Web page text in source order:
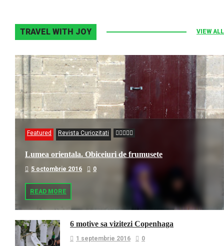
TRAVEL WITH JOY VIEW ALL
Featured Revista Curiozitati
Lumea orientala. Obiceiuri de frumusete
5 octombrie 2016 0
READ MORE
6 motive sa vizitezi Copenhaga
1 septembrie 2016 0